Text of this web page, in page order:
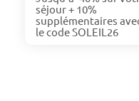
séjour + 10%
supplémentaires
le code SOLEIL26